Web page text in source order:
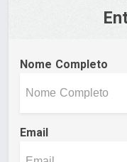
Nome Completo
Email